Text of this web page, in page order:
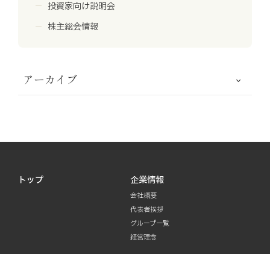
投資家向け説明会
株主総会情報
アーカイブ
トップ 企業情報
会社概要
代表者挨拶
グループ一覧
経営理念